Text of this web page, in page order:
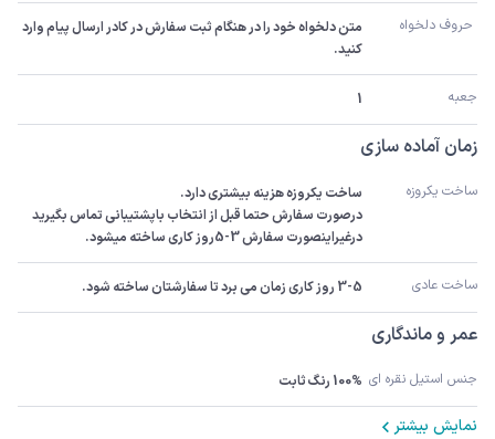
کنید.
جعبه 1
زمان آماده سازی
ساخت یکروزه
درغیراینصورت سفارش 3-5روز کاری ساخته میشود.
ساخت عادی 3-5 روز کاری زمان می برد تا سفارشتان ساخته شود.
عمر و ماندگاری
جنس استیل نقره ای 100% رنگ ثابت
نمایش بیشتر